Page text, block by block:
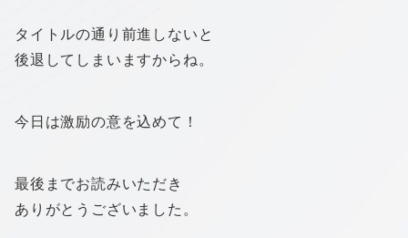
タイトルの通り前進しないと
後退してしまいますからね。
今日は激励の意を込めて！
最後までお読みいただき
ありがとうございました。